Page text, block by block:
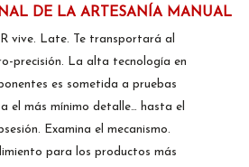
DE LA ARTESANÍA MANUAL
vive. Late. Te transportará al
precisión. La alta tecnología en
es sometida a pruebas
el más mínimo detalle… hasta el
Examina el mecanismo.
para los productos más